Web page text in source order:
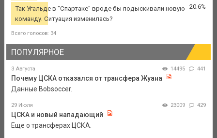
Так Угальде в "Спартаке" вроде бы подыскивали новую
команду. Ситуация изменилась?
20.6%
Всего голосов: 34
ПОПУЛЯРНОЕ
3 Августа 14495 441
Почему ЦСКА отказался от трансфера Жуана
Данные Bobsoccer.
29 Июля 23009 429
ЦСКА и новый нападающий
Еще о трансферах ЦСКА.